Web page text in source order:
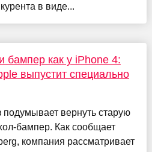
в виде...
бампер как у iPhone 4:
выпустит специально
вернуть старую
бампер. Как сообщает
компания рассматривает